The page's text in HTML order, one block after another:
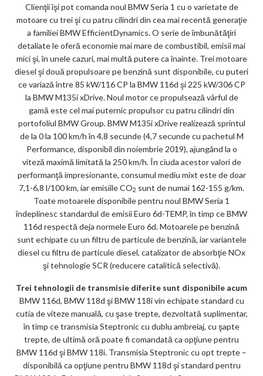
Clienţii îşi pot comanda noul BMW Seria 1 cu o varietate de
motoare cu trei şi cu patru cilindri din cea mai recentă generaţie
a familiei BMW EfficientDynamics. O serie de îmbunătăţiri
detaliate le oferă economie mai mare de combustibil, emisii mai
mici şi, în unele cazuri, mai multă putere ca înainte. Trei motoare
diesel şi două propulsoare pe benzină sunt disponibile, cu puteri
ce variază între 85 kW/116 CP la BMW 116d şi 225 kW/306 CP
la BMW M135i xDrive. Noul motor ce propulsează vârful de
gamă este cel mai puternic propulsor cu patru cilindri din
portofoliul BMW Group. BMW M135i xDrive realizează sprintul
de la 0 la 100 km/h în 4,8 secunde (4,7 secunde cu pachetul M
Performance, disponibil din noiembrie 2019), ajungând la o
viteză maximă limitată la 250 km/h. În ciuda acestor valori de
performanţă impresionante, consumul mediu mixt este de doar
7,1-6,8 l/100 km, iar emisiile CO2 sunt de numai 162-155 g/km.
Toate motoarele disponibile pentru noul BMW Seria 1
îndeplinesc standardul de emisii Euro 6d-TEMP, în timp ce BMW
116d respectă deja normele Euro 6d. Motoarele pe benzină
sunt echipate cu un filtru de particule de benzină, iar variantele
diesel cu filtru de particule diesel, catalizator de absorbţie NOx
şi tehnologie SCR (reducere catalitică selectivă).
Trei tehnologii de transmisie diferite sunt disponibile acum
BMW 116d, BMW 118d şi BMW 118i vin echipate standard cu
cutia de viteze manuală, cu şase trepte, dezvoltată suplimentar,
în timp ce transmisia Steptronic cu dublu ambreiaj, cu şapte
trepte, de ultimă oră poate fi comandată ca opţiune pentru
BMW 116d şi BMW 118i. Transmisia Steptronic cu opt trepte –
disponibilă ca opţiune pentru BMW 118d şi standard pentru